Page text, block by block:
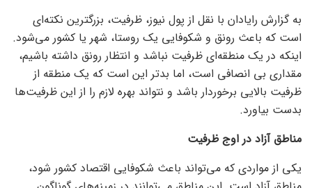
به گزارش رایادان با نقل از پول نیوز، ظرفیت، بزرگترین نکته‌ای
است که باعث رونق و شکوفایی یک روستا، شهر یا کشور می‌شود.
اینکه در یک منطقه‌ای ظرفیت نباشد و انتظار رونق داشته باشیم،
مقداری بی انصافی است، اما بدتر این است که یک منطقه از
ظرفیت بالایی برخوردار باشد و نتواند بهره لازم را از این ظرفیت‌ها
بدست بیاورد.
مناطق آزاد در اوج ظرفیت
یکی از مواردی که می‌تواند باعث شکوفایی اقتصاد کشور شود،